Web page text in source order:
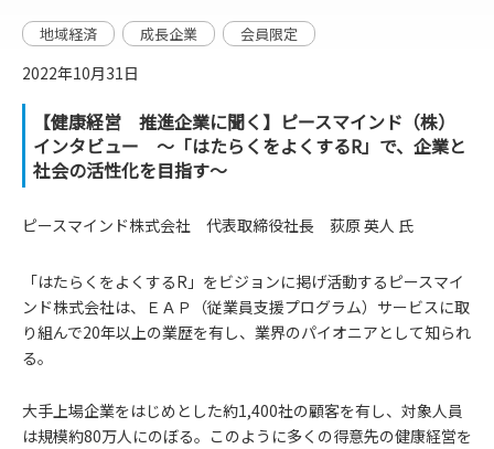
地域経済 成長企業 会員限定
2022年10月31日
【健康経営 推進企業に聞く】ピースマインド（株）
インタビュー ～「はたらくをよくするR」で、企業と
社会の活性化を目指す～
ピースマインド株式会社 代表取締役社長 荻原 英人 氏
「はたらくをよくするR」をビジョンに掲げ活動するピースマイ
ンド株式会社は、ＥＡＰ（従業員支援プログラム）サービスに取
り組んで20年以上の業歴を有し、業界のパイオニアとして知られ
る。
大手上場企業をはじめとした約1,400社の顧客を有し、対象人員
は規模約80万人にのぼる。このように多くの得意先の健康経営を